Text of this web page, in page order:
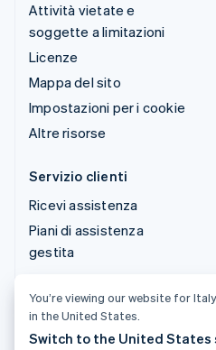
Attività vietate e
soggette a limitazioni
Licenze
Mappa del sito
Impostazioni per i cookie
Altre risorse
Servizio clienti
Ricevi assistenza
Piani di assistenza
gestita
© 2026 Stripe, LLC
You’re viewing our website for
in the United States.
Switch to the United States